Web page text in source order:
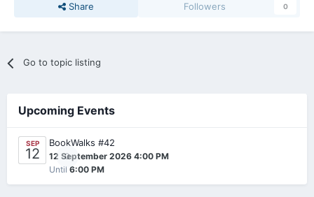
Share Followers 0
Go to topic listing
Upcoming Events
SEP
12 0
BookWalks #42
12 September 2026 4:00 PM
Until 6:00 PM